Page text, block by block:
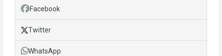
Facebook
Twitter
WhatsApp